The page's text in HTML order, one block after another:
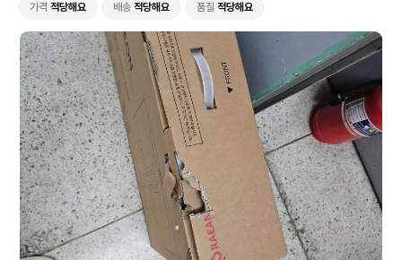
가격 적당해요 배송 적당해요 품질 적당해요